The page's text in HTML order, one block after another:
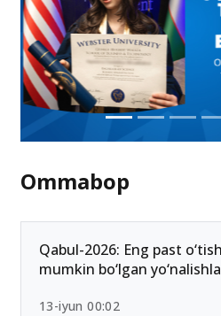
Ommabop
Qabul-2026: Eng past
mumkin bo‘lgan
13-iyun 00:02